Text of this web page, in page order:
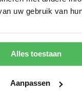
uw gebruik van
Alles toestaan
Aanpassen